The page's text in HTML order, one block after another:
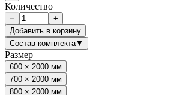
Количество
−
+
Добавить в корзину
Состав комплекта▼
Размер
600 × 2000 мм
700 × 2000 мм
800 × 2000 мм